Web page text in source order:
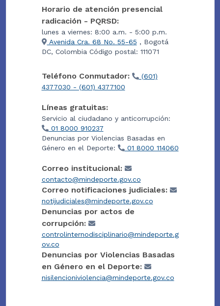
Horario de atención presencial
radicación - PQRSD:
lunes a viernes: 8:00 a.m. - 5:00 p.m.
Avenida Cra. 68 No. 55-65 , Bogotá
DC, Colombia Código postal: 111071
Teléfono Conmutador:
(601)
4377030 - (601) 4377100
Líneas gratuitas:
Servicio al ciudadano y anticorrupción:
01 8000 910237
Denuncias por Violencias Basadas en
Género en el Deporte:
01 8000 114060
Correo institucional:
contacto@mindeporte.gov.co
Correo notificaciones judiciales:
notijudiciales@mindeporte.gov.co
Denuncias por actos de
corrupción:
controlinternodisciplinario@mindeporte.g
ov.co
Denuncias por Violencias Basadas
en Género en el Deporte:
nisilencioniviolencia@mindeporte.gov.co